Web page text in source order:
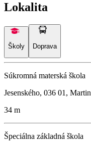
Lokalita
Školy Doprava
Súkromná materská škola
Jesenského, 036 01, Martin
34 m
Špeciálna základná škola